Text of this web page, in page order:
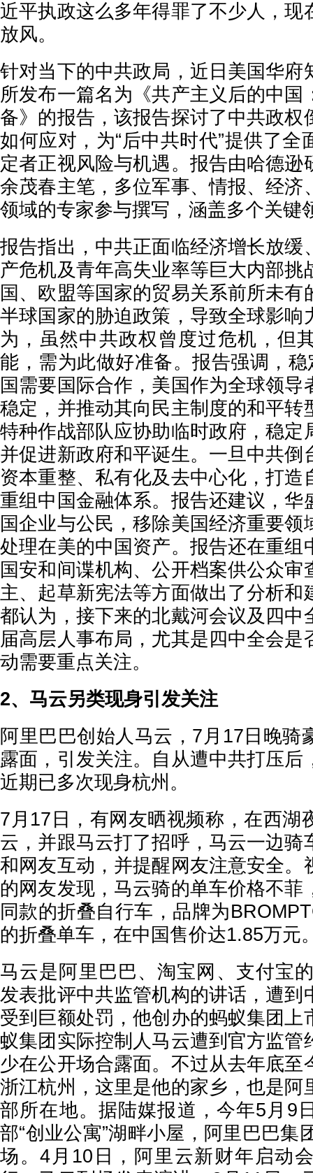
近平执政这么多年得罪了不少人，现
放风。
针对当下的中共政局，近日美国华府
所发布一篇名为《共产主义后的中国
备》的报告，该报告探讨了中共政权
如何应对，为“后中共时代”提供了全
定者正视风险与机遇。报告由哈德逊
余茂春主笔，多位军事、情报、经济
领域的专家参与撰写，涵盖多个关键
报告指出，中共正面临经济增长放缓
产危机及青年高失业率等巨大内部挑
国、欧盟等国家的贸易关系前所未有
半球国家的胁迫政策，导致全球影响
为，虽然中共政权曾度过危机，但
能，需为此做好准备。报告强调，稳
国需要国际合作，美国作为全球领导
稳定，并推动其向民主制度的和平转
特种作战部队应协助临时政府，稳定
并促进新政府和平诞生。一旦中共倒
资本重整、私有化及去中心化，打造
重组中国金融体系。报告还建议，华
国企业与公民，移除美国经济重要领
处理在美的中国资产。报告还在重组
国安和间谍机构、公开档案供公众审
主、起草新宪法等方面做出了分析和
都认为，接下来的北戴河会议及四中
届高层人事布局，尤其是四中全会是
动需要重点关注。
2、马云另类现身引发关注
阿里巴巴创始人马云，7月17日晚骑
露面，引发关注。自从遭中共打压后
近期已多次现身杭州。
7月17日，有网友晒视频称，在西湖
云，并跟马云打了招呼，马云一边骑
和网友互动，并提醒网友注意安全。
的网友发现，马云骑的单车价格不菲
同款的折叠自行车，品牌为
的折叠单车，在中国售价达1.85万元
马云是阿里巴巴、淘宝网、支付宝
发表批评中共监管机构的讲话，遭到
受到巨额处罚，他创办的蚂蚁集团上
蚁集团实际控制人马云遭到官方监管
少在公开场合露面。不过从去年底至
浙江杭州，这里是他的家乡，也是阿
部所在地。据陆媒报道，今年5月9
部“创业公寓”湖畔小屋，阿里巴巴集
场。4月10日，阿里云新财年启动